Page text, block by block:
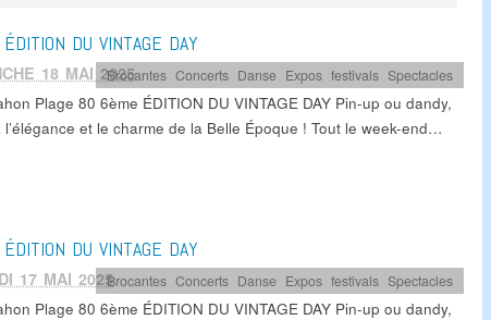
DU VINTAGE DAY
18 MAI 2025Brocantes ,Concerts Danse Expos ,festivals ,Spectacles
Plage 80 6ème ÉDITION DU VINTAGE DAY Pin-up ou dandy,
l’élégance et le charme de la Belle Époque ! Tout le week-end…
DU VINTAGE DAY
17 MAI 2025Brocantes ,Concerts Danse Expos ,festivals ,Spectacles
Plage 80 6ème ÉDITION DU VINTAGE DAY Pin-up ou dandy,